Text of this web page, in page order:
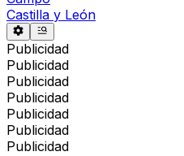
Castilla y León
Publicidad
Publicidad
Publicidad
Publicidad
Publicidad
Publicidad
Publicidad